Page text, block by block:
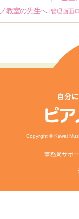
教室の先生へ [管理画面
Copyright © Kawai
事務局サポ